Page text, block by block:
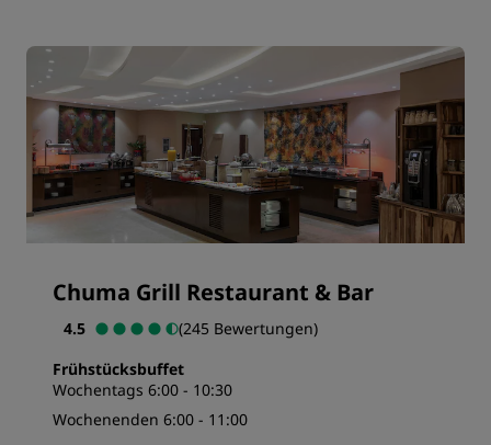
Chuma Grill Restaurant & Bar
4.5
(245 Bewertungen)
Frühstücksbuffet
Wochentags 6:00 - 10:30
Wochenenden 6:00 - 11:00